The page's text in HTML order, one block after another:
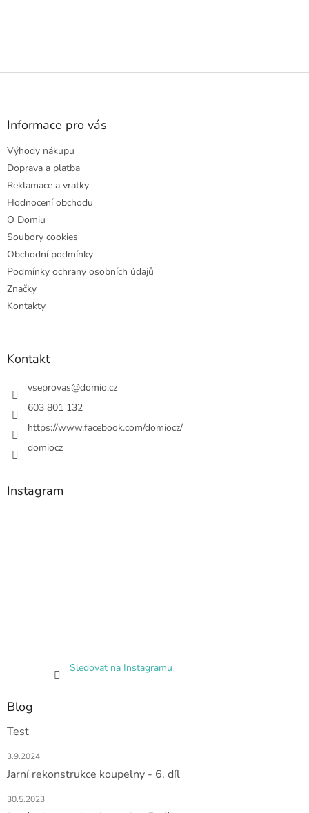
Z
Informace pro vás
Výhody nákupu
Doprava a platba
Reklamace a vratky
Hodnocení obchodu
O Domiu
Soubory cookies
Obchodní podmínky
Podmínky ochrany osobních údajů
Značky
Kontakty
Kontakt
vseprovas@domio.cz
603 801 132
https://www.facebook.com/domiocz/
domiocz
Instagram
Sledovat na Instagramu
Blog
Test
3.9.2024
Jarní rekonstrukce koupelny - 6. díl
30.5.2023